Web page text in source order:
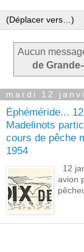
Aucun
de
mardi 12
Éphéméride...
Madelinots
cours de pêche
1954
12
avion